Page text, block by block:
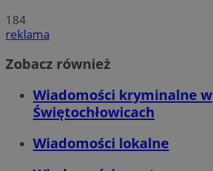
184
reklama
Zobacz również
Wiadomości kryminalne w
Świętochłowicach
Wiadomości lokalne